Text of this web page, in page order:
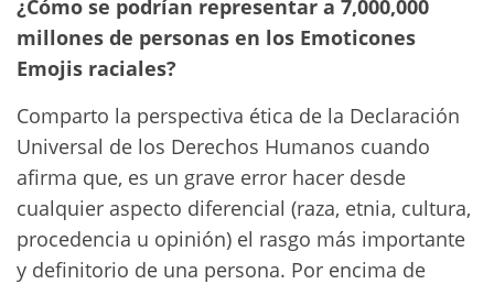
¿Cómo se podrían representar a 7,000,000
millones de personas en los Emoticones
Emojis raciales?
Comparto la perspectiva ética de la Declaración
Universal de los Derechos Humanos cuando
afirma que, es un grave error hacer desde
cualquier aspecto diferencial (raza, etnia, cultura,
procedencia u opinión) el rasgo más importante
y definitorio de una persona. Por encima de